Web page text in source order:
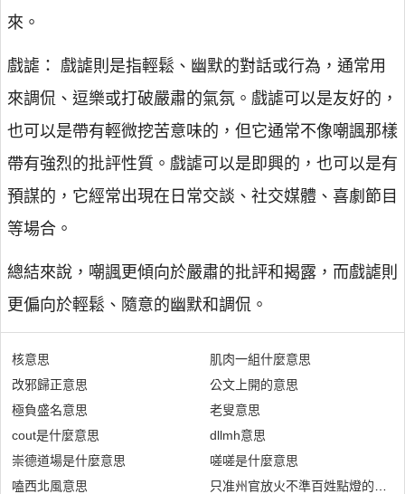
來。
戲謔： 戲謔則是指輕鬆、幽默的對話或行為，通常用
來調侃、逗樂或打破嚴肅的氣氛。戲謔可以是友好的，
也可以是帶有輕微挖苦意味的，但它通常不像嘲諷那樣
帶有強烈的批評性質。戲謔可以是即興的，也可以是有
預謀的，它經常出現在日常交談、社交媒體、喜劇節目
等場合。
總結來說，嘲諷更傾向於嚴肅的批評和揭露，而戲謔則
更偏向於輕鬆、隨意的幽默和調侃。
核意思
改邪歸正意思
極負盛名意思
cout是什麼意思
崇德道場是什麼意思
嗑西北風意思
肌肉一組什麼意思
公文上開的意思
老叟意思
dllmh意思
嗟嗟是什麼意思
只准州官放火不準百姓點燈的意思